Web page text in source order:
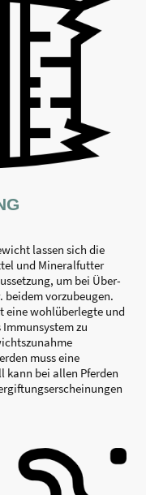
lassen sich die
und Mineralfutter
um bei Über-
beidem vorzubeugen.
eine wohlüberlegte und
zu
muss eine
bei allen Pferden